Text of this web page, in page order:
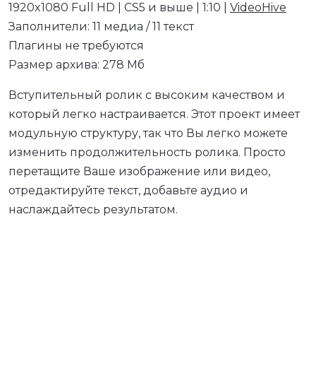
1920x1080 Full HD | CS5 и выше | 1:10 | VideoHive
Заполнители: 11 медиа / 11 текст
Плагины не требуются
Размер архива: 278 Мб
Вступительный ролик с высоким качеством и
который легко настраивается. Этот проект имеет
модульную структуру, так что Вы легко можете
изменить продолжительность ролика. Просто
перетащите Ваше изображение или видео,
отредактируйте текст, добавьте аудио и
наслаждайтесь результатом.